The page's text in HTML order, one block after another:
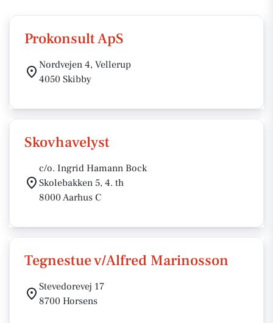
Prokonsult ApS
Nordvejen 4, Vellerup
4050 Skibby
Skovhavelyst
c/o. Ingrid Hamann Bock
Skolebakken 5, 4. th
8000 Aarhus C
Tegnestue v/Alfred Marinosson
Stevedorevej 17
8700 Horsens